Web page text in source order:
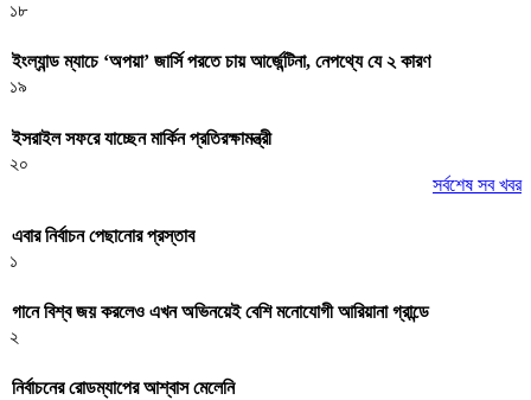
১৮
ইংল্যান্ড ম্যাচে ‘অপয়া’ জার্সি পরতে চায় আর্জেন্টিনা, নেপথ্যে যে ২ কারণ
১৯
ইসরাইল সফরে যাচ্ছেন মার্কিন প্রতিরক্ষামন্ত্রী
২০
সর্বশেষ সব খবর
এবার নির্বাচন পেছানোর প্রস্তাব
১
গানে বিশ্ব জয় করলেও এখন অভিনয়েই বেশি মনোযোগী আরিয়ানা গ্রান্ডে
২
নির্বাচনের রোডম্যাপের আশ্বাস মেলেনি